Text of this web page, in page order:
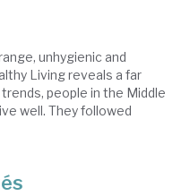
unhygienic and
Living reveals a far
people in the Middle
well. They followed